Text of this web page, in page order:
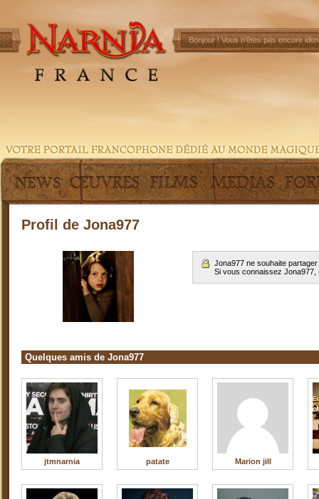
Bonjour !Vous n'êtes pas encore
Profil de Jona977
Jona977 ne souhaite
Si vous connaissez Jona977,
Quelques amis de Jona977
jtmnarnia patate Marion jill